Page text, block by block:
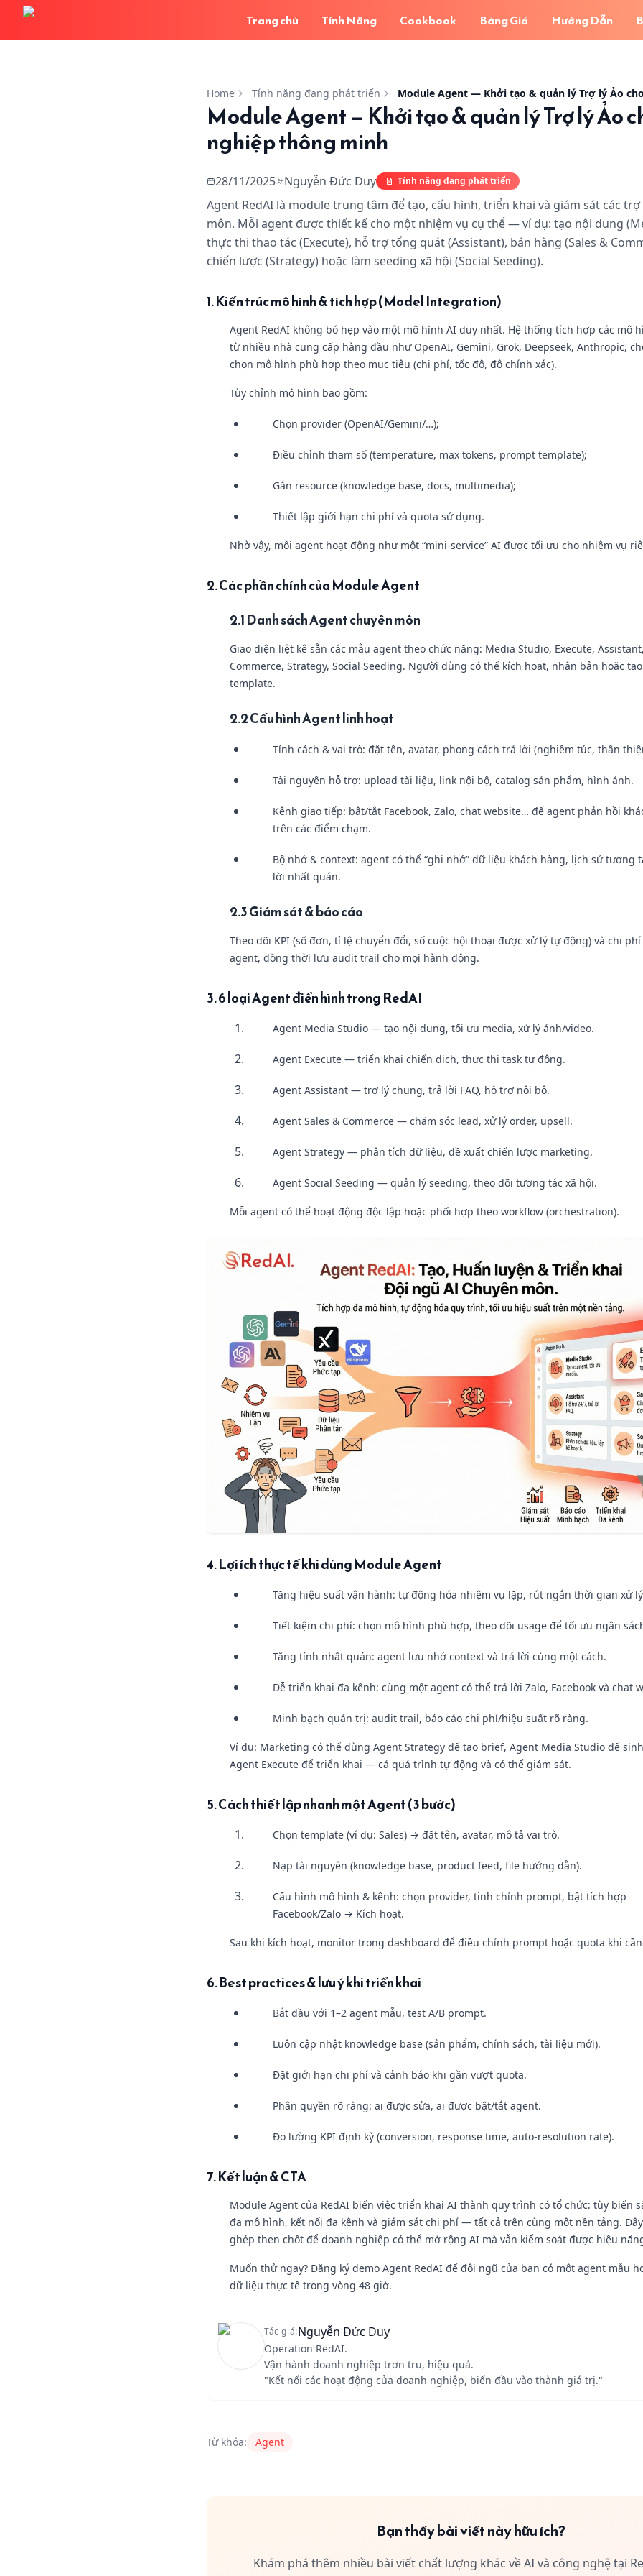
Trang chủ Tính Năng Cookbook Bảng Giá Hướng Dẫn
Home Tính năng đang phát triển
Module Agent — Khởi tạo & quản lý Trợ lý Ảo
nghiệp thông minh
28/11/2025 Nguyễn Đức Duy Tính năng đang phát triển
Agent RedAI là module trung tâm để tạo, cấu hình, triển khai và giám sát các trợ
môn. Mỗi agent được thiết kế cho một nhiệm vụ cụ thể — ví dụ: tạo nội dung
thực thi thao tác (Execute), hỗ trợ tổng quát (Assistant), bán hàng (Sales &
chiến lược (Strategy) hoặc làm seeding xã hội (Social Seeding).
1. Kiến trúc mô hình & tích hợp (Model Integration)
Agent RedAI không bó hẹp vào một mô hình AI duy nhất. Hệ thống tích hợp các mô
từ nhiều nhà cung cấp hàng đầu như OpenAI, Gemini, Grok, Deepseek, Anthropic,
chọn mô hình phù hợp theo mục tiêu (chi phí, tốc độ, độ chính xác).
Tùy chỉnh mô hình bao gồm:
Chọn provider (OpenAI/Gemini/…);
Điều chỉnh tham số (temperature, max tokens, prompt template);
Gắn resource (knowledge base, docs, multimedia);
Thiết lập giới hạn chi phí và quota sử dụng.
Nhờ vậy, mỗi agent hoạt động như một “mini-service” AI được tối ưu cho nhiệm vụ
2. Các phần chính của Module Agent
2.1 Danh sách Agent chuyên môn
Giao diện liệt kê sẵn các mẫu agent theo chức năng: Media Studio, Execute,
Commerce, Strategy, Social Seeding. Người dùng có thể kích hoạt, nhân bản hoặc
template.
2.2 Cấu hình Agent linh hoạt
Tính cách & vai trò: đặt tên, avatar, phong cách trả lời (nghiêm túc, thân
Tài nguyên hỗ trợ: upload tài liệu, link nội bộ, catalog sản phẩm, hình ảnh.
Kênh giao tiếp: bật/tắt Facebook, Zalo, chat website… để agent phản hồi
trên các điểm chạm.
Bộ nhớ & context: agent có thể “ghi nhớ” dữ liệu khách hàng, lịch sử tương
lời nhất quán.
2.3 Giám sát & báo cáo
Theo dõi KPI (số đơn, tỉ lệ chuyển đổi, số cuộc hội thoại được xử lý tự động) và chi
agent, đồng thời lưu audit trail cho mọi hành động.
3. 6 loại Agent điển hình trong RedAI
Agent Media Studio — tạo nội dung, tối ưu media, xử lý ảnh/video.
Agent Execute — triển khai chiến dịch, thực thi task tự động.
Agent Assistant — trợ lý chung, trả lời FAQ, hỗ trợ nội bộ.
Agent Sales & Commerce — chăm sóc lead, xử lý order, upsell.
Agent Strategy — phân tích dữ liệu, đề xuất chiến lược marketing.
Agent Social Seeding — quản lý seeding, theo dõi tương tác xã hội.
Mỗi agent có thể hoạt động độc lập hoặc phối hợp theo workflow (orchestration).
4. Lợi ích thực tế khi dùng Module Agent
Tăng hiệu suất vận hành: tự động hóa nhiệm vụ lặp, rút ngắn thời gian xử
Tiết kiệm chi phí: chọn mô hình phù hợp, theo dõi usage để tối ưu ngân
Tăng tính nhất quán: agent lưu nhớ context và trả lời cùng một cách.
Dễ triển khai đa kênh: cùng một agent có thể trả lời Zalo, Facebook và chat
Minh bạch quản trị: audit trail, báo cáo chi phí/hiệu suất rõ ràng.
Ví dụ: Marketing có thể dùng Agent Strategy để tạo brief, Agent Media Studio để
Agent Execute để triển khai — cả quá trình tự động và có thể giám sát.
5. Cách thiết lập nhanh một Agent (3 bước)
Chọn template (ví dụ: Sales) → đặt tên, avatar, mô tả vai trò.
Nạp tài nguyên (knowledge base, product feed, file hướng dẫn).
Cấu hình mô hình & kênh: chọn provider, tinh chỉnh prompt, bật tích hợp
Facebook/Zalo → Kích hoạt.
Sau khi kích hoạt, monitor trong dashboard để điều chỉnh prompt hoặc quota khi
6. Best practices & lưu ý khi triển khai
Bắt đầu với 1–2 agent mẫu, test A/B prompt.
Luôn cập nhật knowledge base (sản phẩm, chính sách, tài liệu mới).
Đặt giới hạn chi phí và cảnh báo khi gần vượt quota.
Phân quyền rõ ràng: ai được sửa, ai được bật/tắt agent.
Đo lường KPI định kỳ (conversion, response time, auto-resolution rate).
7. Kết luận & CTA
Module Agent của RedAI biến việc triển khai AI thành quy trình có tổ chức: tùy biến
đa mô hình, kết nối đa kênh và giám sát chi phí — tất cả trên cùng một nền tảng.
ghép then chốt để doanh nghiệp có thể mở rộng AI mà vẫn kiểm soát được hiệu
Muốn thử ngay? Đăng ký demo Agent RedAI để đội ngũ của bạn có một agent mẫu
dữ liệu thực tế trong vòng 48 giờ.
Tác giả:Nguyễn Đức Duy
Operation RedAI.
Vận hành doanh nghiệp trơn tru, hiệu quả.
"Kết nối các hoạt động của doanh nghiệp, biến đầu vào thành giá trị."
Từ khóa: Agent
Bạn thấy bài viết này hữu ích?
Khám phá thêm nhiều bài viết chất lượng khác về AI và công nghệ tại